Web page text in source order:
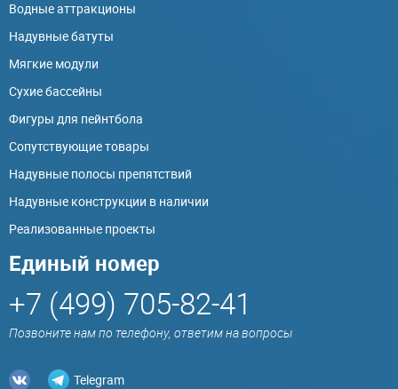
Водные аттракционы
Надувные батуты
Мягкие модули
Сухие бассейны
Фигуры для пейнтбола
Сопутствующие товары
Надувные полосы препятствий
Надувные конструкции в наличии
Реализованные проекты
Единый номер
+7 (499) 705-82-41
Позвоните нам по телефону, ответим на вопросы
Telegram